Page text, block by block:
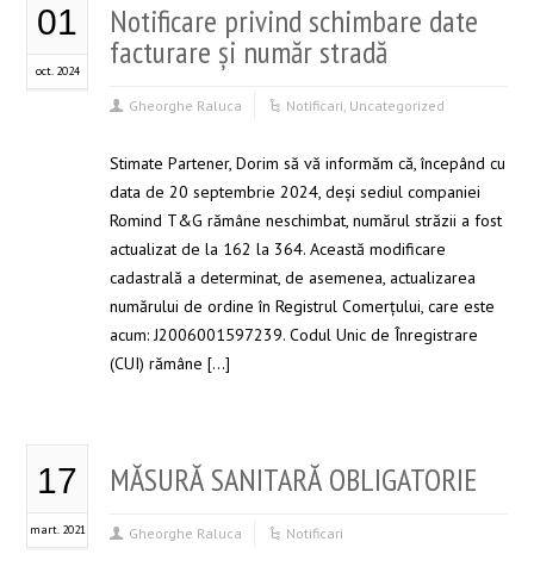
01
oct. 2024
Notificare privind schimbare date
facturare și număr stradă
Gheorghe Raluca Notificari, Uncategorized
Stimate Partener, Dorim să vă informăm că, începând cu
data de 20 septembrie 2024, deși sediul companiei
Romind T&G rămâne neschimbat, numărul străzii a fost
actualizat de la 162 la 364. Această modificare
cadastrală a determinat, de asemenea, actualizarea
numărului de ordine în Registrul Comerțului, care este
acum: J2006001597239. Codul Unic de Înregistrare
(CUI) rămâne […]
17
mart. 2021
MĂSURĂ SANITARĂ OBLIGATORIE
Gheorghe Raluca Notificari